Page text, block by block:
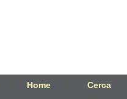
Home Cerca